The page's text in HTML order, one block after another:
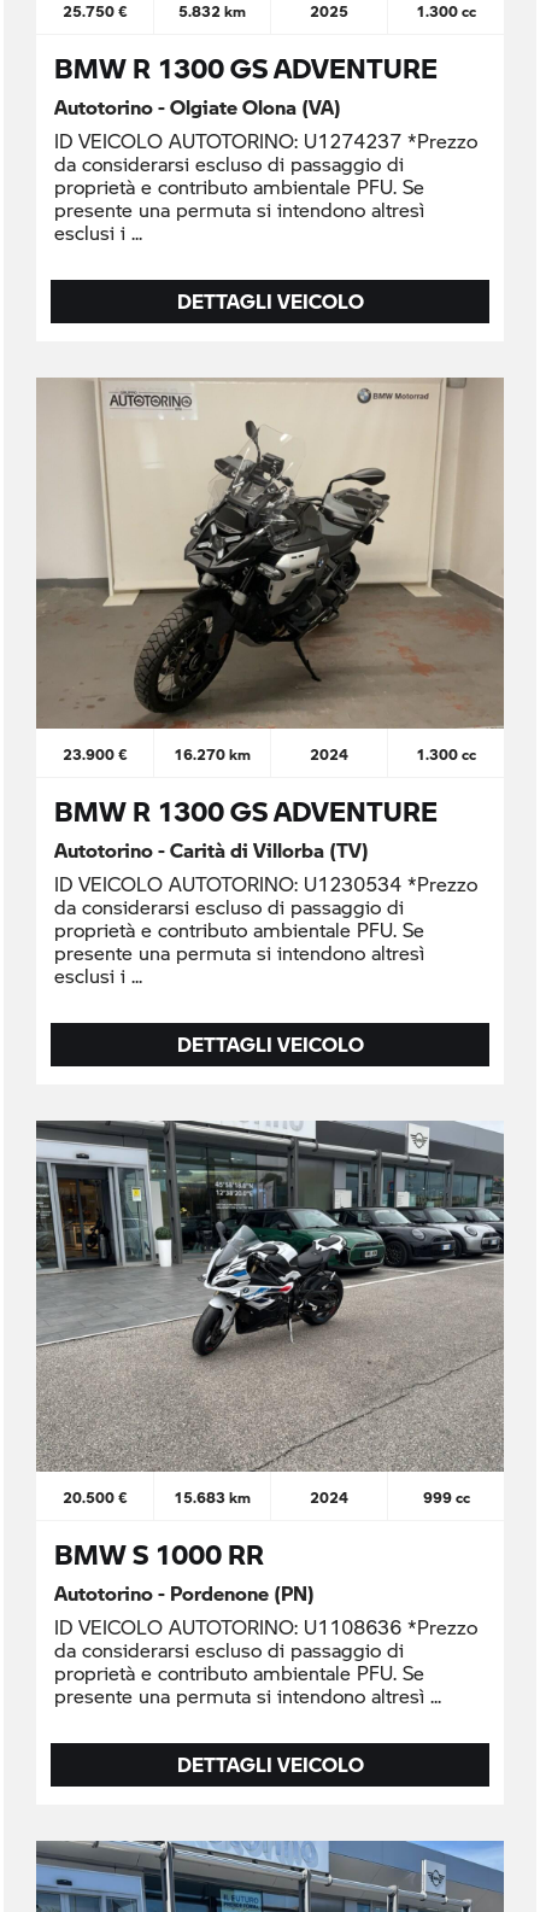
25.750 € 5.832 km 2025 1.300 cc
BMW R 1300 GS ADVENTURE
Autotorino - Olgiate Olona (VA)
ID VEICOLO AUTOTORINO: U1274237 *Prezzo
da considerarsi escluso di passaggio di
proprietà e contributo ambientale PFU. Se
presente una permuta si intendono altresì
esclusi i
DETTAGLI VEICOLO
23.900 € 16.270 km 2024 1.300 cc
BMW R 1300 GS ADVENTURE
Autotorino - Carità di Villorba (TV)
ID VEICOLO AUTOTORINO: U1230534 *Prezzo
da considerarsi escluso di passaggio di
proprietà e contributo ambientale PFU. Se
presente una permuta si intendono altresì
esclusi i
DETTAGLI VEICOLO
20.500 € 15.683 km 2024 999 cc
BMW S 1000 RR
Autotorino - Pordenone (PN)
ID VEICOLO AUTOTORINO: U1108636 *Prezzo
da considerarsi escluso di passaggio di
proprietà e contributo ambientale PFU. Se
presente una permuta si intendono altresì
DETTAGLI VEICOLO